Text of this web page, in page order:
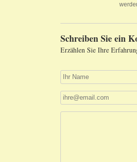
Schreiben Sie ein
Erzählen Sie Ihre